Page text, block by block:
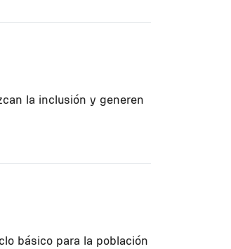
la inclusión y generen
básico para la población